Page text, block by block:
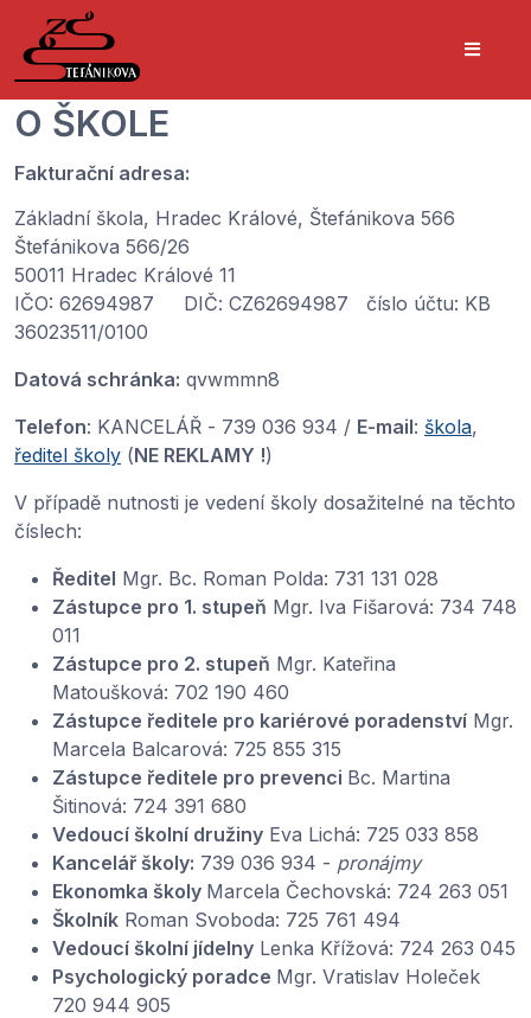
O ŠKOLE
Fakturační adresa:
Základní škola, Hradec Králové, Štefánikova 566
Štefánikova 566/26
50011 Hradec Králové 11
IČO: 62694987 DIČ: CZ62694987 číslo účtu: KB
36023511/0100
Datová schránka: qvwmmn8
Telefon: KANCELÁŘ - 739 036 934 / E-mail: škola,
ředitel školy (NE REKLAMY !)
V případě nutnosti je vedení školy dosažitelné na těchto
číslech:
Ředitel Mgr. Bc. Roman Polda: 731 131 028
Zástupce pro 1. stupeň Mgr. Iva Fišarová: 734 748
011
Zástupce pro 2. stupeň Mgr. Kateřina
Matoušková: 702 190 460
Zástupce ředitele pro kariérové poradenství Mgr.
Marcela Balcarová: 725 855 315
Zástupce ředitele pro prevenci Bc. Martina
Šitinová: 724 391 680
Vedoucí školní družiny Eva Lichá: 725 033 858
Kancelář školy: 739 036 934 - pronájmy
Ekonomka školy Marcela Čechovská: 724 263 051
Školník Roman Svoboda: 725 761 494
Vedoucí školní jídelny Lenka Křížová: 724 263 045
Psychologický poradce Mgr. Vratislav Holeček
720 944 905